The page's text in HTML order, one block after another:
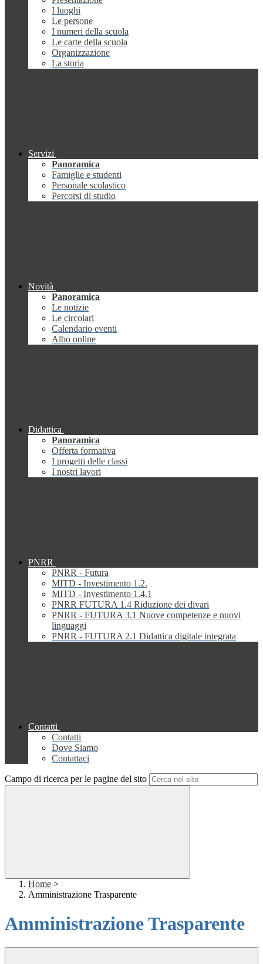
I luoghi
Le persone
I numeri della scuola
Le carte della scuola
Organizzazione
La storia
Servizi
Panoramica
Famiglie e studenti
Personale scolastico
Percorsi di studio
Novità
Panoramica
Le notizie
Le circolari
Calendario eventi
Albo online
Didattica
Panoramica
Offerta formativa
I progetti delle classi
I nostri lavori
PNRR
PNRR - Futura
MITD - Investimento 1.2.
MITD - Investimento 1.4.1
PNRR FUTURA 1.4 Riduzione dei divari
PNRR - FUTURA 3.1 Nuove competenze e nuovi
linguaggi
PNRR - FUTURA 2.1 Didattica digitale integrata
Contatti
Contatti
Dove Siamo
Contattaci
Campo di ricerca per le pagine del sito
Home >
Amministrazione Trasparente
Amministrazione Trasparente